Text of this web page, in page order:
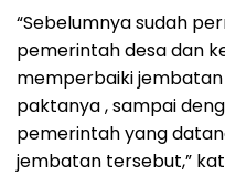
“Sebelumnya sudah
pemerintah desa dan
memperbaiki
paktanya , sampai
pemerintah yang
jembatan tersebut,”